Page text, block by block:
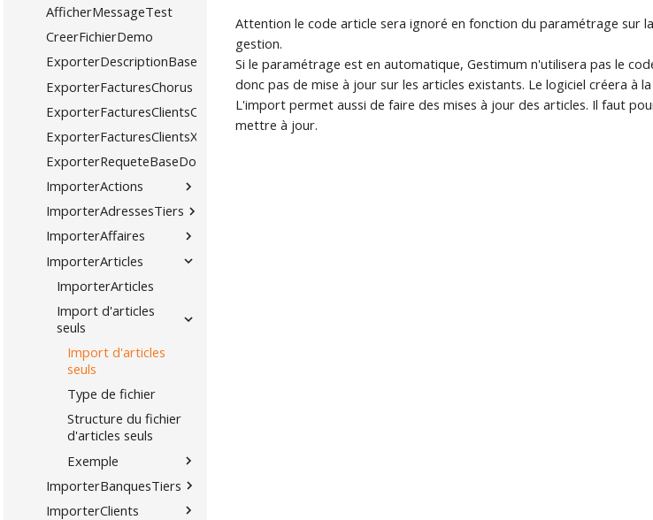
AfficherMessageTest
CreerFichierDemo
ExporterDescriptionBaseDonnees
ExporterFacturesChorus
ExporterFacturesClientsCSV
ExporterFacturesClientsXML
ExporterRequeteBaseDonnees
ImporterActions
ImporterAdressesTiers
ImporterAffaires
ImporterArticles
ImporterArticles
Import d'articles
seuls
Import d'articles
seuls
Type de fichier
Structure du fichier
d'articles seuls
Exemple
ImporterBanquesTiers
ImporterClients
Attention le code article sera ignoré en fonction du paramétrage sur
gestion.
Si le paramétrage est en automatique, Gestimum n'utilisera pas le
donc pas de mise à jour sur les articles existants. Le logiciel créera à
L'import permet aussi de faire des mises à jour des articles. Il faut
mettre à jour.